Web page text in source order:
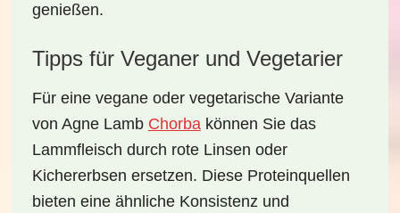
genießen.
Tipps für Veganer und Vegetarier
Für eine vegane oder vegetarische Variante
von Agne Lamb Chorbakönnen Sie das
Lammfleisch durch rote Linsen oder
Kichererbsen ersetzen. Diese Proteinquellen
bieten eine ähnliche Konsistenz und